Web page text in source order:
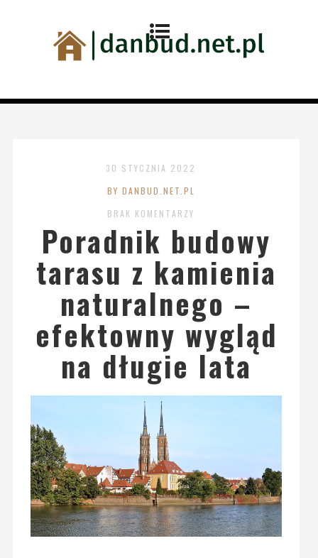
30 STYCZNIA 2022
BY DANBUD.NET.PL
BRAK KOMENTARZY
Poradnik budowy
tarasu z kamienia
naturalnego –
efektowny wygląd
na długie lata